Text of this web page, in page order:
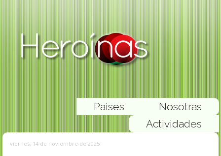
Nosotras
Paises
Actividades
viernes, 14 de noviembre de 2025